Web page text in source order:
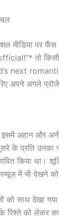
मीडिया पर
तो
next
अपने अगले
इसमें अहान और
के प्रति उनका
किया था।
में भी देखने को
को साथ देखा
रिश्ते को लेकर